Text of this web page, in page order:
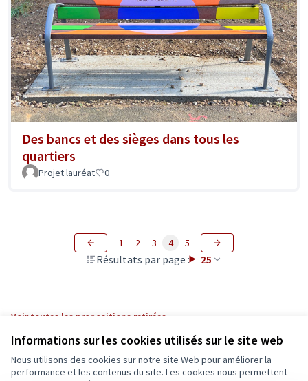
Informations sur les cookies utilisés sur le site web
Nous utilisons des cookies sur notre site Web pour améliorer la
performance et les contenus du site. Les cookies nous permettent
Des bancs et des sièges dans tous les
quartiers
Projet lauréat 0
Résultats par page : 25
1 2 3 4 5
Voir toutes les propositions retirées
Conditions d'utilisation
Paramètres des cookies